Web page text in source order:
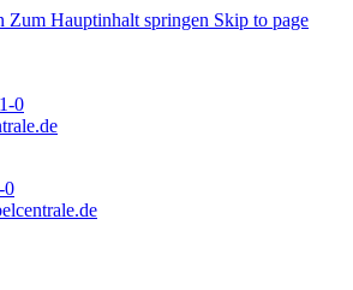
Zum Hauptinhalt springen Skip to page
0
0